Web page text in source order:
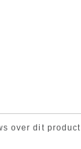
over dit product